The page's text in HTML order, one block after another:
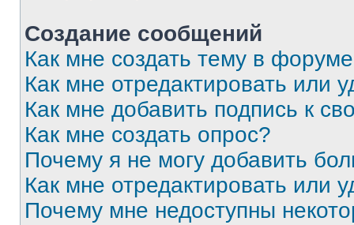
Создание сообщений
Как мне создать тему в
Как мне отредактировать или
Как мне добавить подпись к
Как мне создать опрос?
Почему я не могу добавить
Как мне отредактировать или
Почему мне недоступны